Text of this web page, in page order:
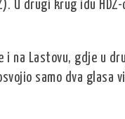
U drugi krug idu
i na Lastovu, gdje u
samo dva glasa